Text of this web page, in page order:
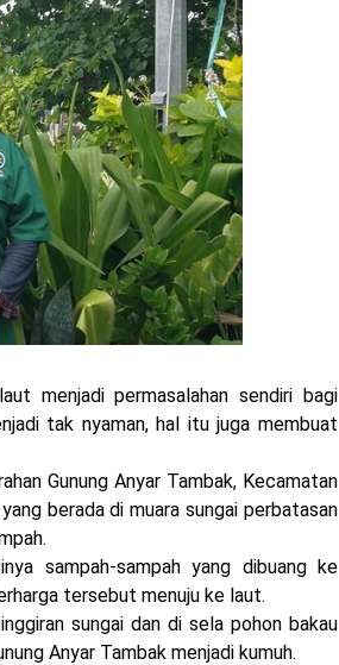
menjadi permasalahan sendiri bagi
tak nyaman, hal itu juga membuat
Gunung Anyar Tambak, Kecamatan
berada di muara sungai perbatasan
sampah-sampah yang dibuang ke
tersebut menuju ke laut.
sungai dan di sela pohon bakau
Anyar Tambak menjadi kumuh.